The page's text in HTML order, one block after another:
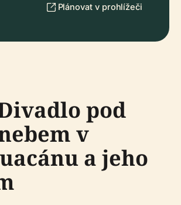
Plánovat v prohlížeči
pod
v
a jeho